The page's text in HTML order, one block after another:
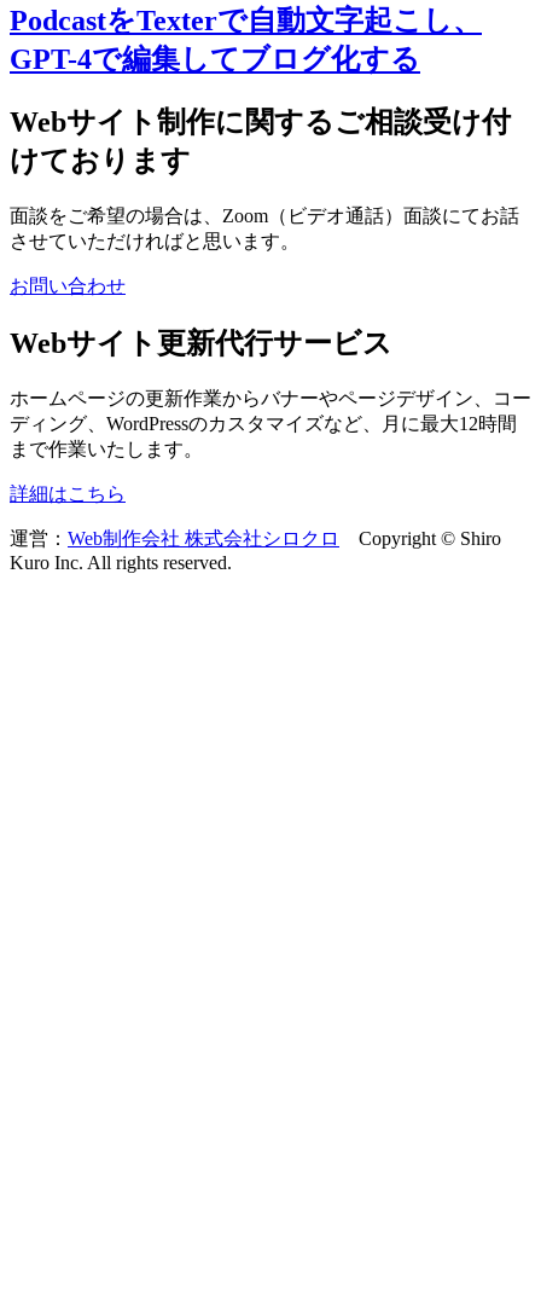
PodcastをTexterで自動文字起こし、
GPT-4で編集してブログ化する
Webサイト制作に関するご相談受け付
けております
面談をご希望の場合は、Zoom（ビデオ通話）面談にてお話
させていただければと思います。
お問い合わせ
Webサイト更新代行サービス
ホームページの更新作業からバナーやページデザイン、コー
ディング、WordPressのカスタマイズなど、月に最大12時間
まで作業いたします。
詳細はこちら
運営： Web制作会社 株式会社シロクロ
Copyright © Shiro
Kuro Inc. All rights reserved.